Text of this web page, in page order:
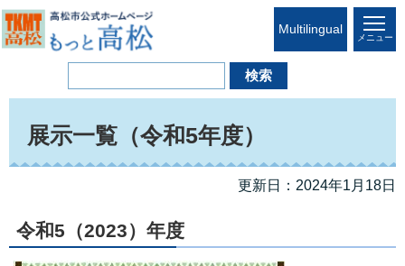
Multilingual
メニュー
展示一覧（令和5年度）
更新日：2024年1月18日
令和5（2023）年度